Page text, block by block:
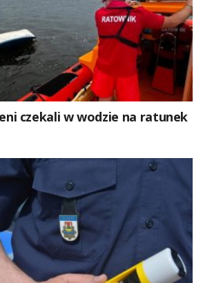
czekali w wodzie na ratunek